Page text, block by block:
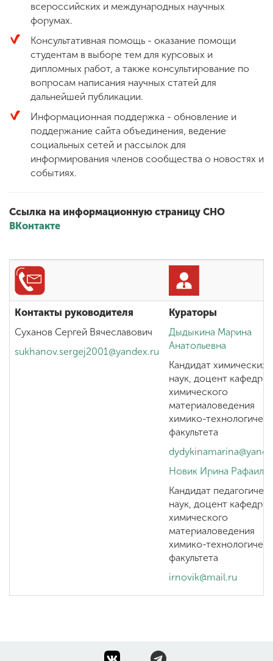
всероссийских и международных научных
форумах.
Консультативная помощь - оказание помощи
студентам в выборе тем для курсовых и
дипломных работ, а также консультирование по
вопросам написания научных статей для
дальнейшей публикации.
Информационная поддержка - обновление и
поддержание сайта объединения, ведение
социальных сетей и рассылок для
информирования членов сообщества о новостях и
событиях.
Ссылка на информационную страницу СНО
ВКонтакте
Контакты руководителя
Суханов Сергей Вячеславович
sukhanov.sergej2001@yandex.ru
Кураторы
Дыдыкина Марина
Анатольевна
Кандидат химических
наук, доцент кафедры
химического
материаловедения
химико-
факультета
Новик Ирина
Кандидат
наук, доцент кафедры
химического
материаловедения
химико-
факультета
irnovik@mail.ru